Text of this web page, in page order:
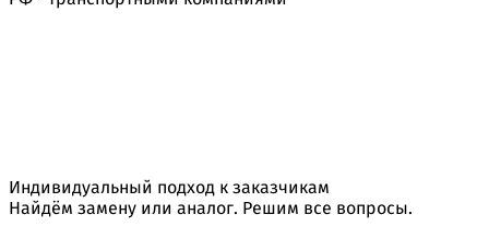
Индивидуальный подход к заказчикам
Найдём замену или аналог. Решим все вопросы.